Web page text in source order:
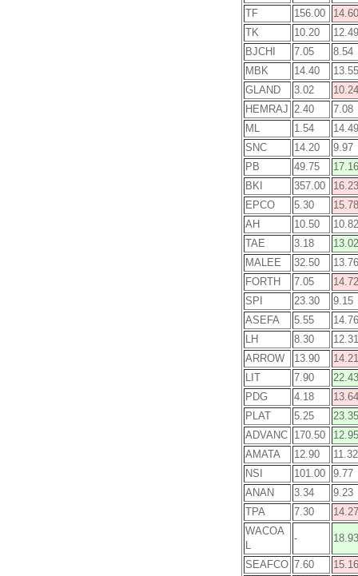
TF 156.00
14.60
TK
10.20
12.49
BJCHI
7.05
8.54
MBK
14.40
13.55
GLAND
3.02
10.24
HEMRAJ 2.40
7.08
ML
1.54
14.49
SNC
14.20
9.97
PB
49.75
17.16
BKI
357.00
16.23
EPCO
5.30
15.78
AH
10.50
10.82
TAE
3.18
13.02
MALEE
32.50
13.76
FORTH
7.05
14.72
SPI
23.30
9.15
ASEFA
5.55
14.76
LH
8.30
12.31
ARROW
13.90
14.21
LIT
7.90
22.43
PDG
4.18
13.64
PLAT
5.25
23.35
ADVANC 170.50
12.95
AMATA
12.90
11.32
NSI
101.00
9.77
ANAN
3.34
9.23
TPA
7.30
14.27
WACOA
L
- 18.93
SEAFCO 7.60
15.16